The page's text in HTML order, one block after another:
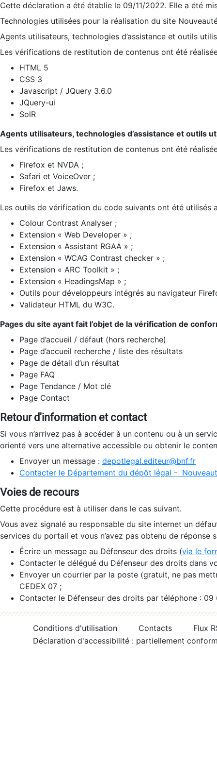
Cette déclaration a été établie le 09/11/2022. Elle a été
Technologies utilisées pour la réalisation du site
Agents utilisateurs, technologies d’assistance et outils
Les vérifications de restitution de contenus ont été
HTML 5
CSS 3
Javascript / JQuery 3.6.0
JQuery-ui
SolR
Agents utilisateurs, technologies d’assistance et outils
Les vérifications de restitution de contenus ont été
Firefox et NVDA ;
Safari et VoiceOver ;
Firefox et Jaws.
Les outils de vérification du code suivants ont été utilisés
Colour Contrast Analyser ;
Extension « Web Developer » ;
Extension « Assistant RGAA » ;
Extension « WCAG Contrast checker » ;
Extension « ARC Toolkit » ;
Extension « HeadingsMap » ;
Outils pour développeurs intégrés au navigateur
Validateur HTML du W3C.
Pages du site ayant fait l’objet de la vérification de
Page d’accueil / défaut (hors recherche)
Page d’accueil recherche / liste des résultats
Page de détail d’un résultat
Page FAQ
Page Tendance / Mot clé
Page Contact
Retour d'information et contact
Si vous n’arrivez pas à accéder à un contenu ou à un
orienté vers une alternative accessible ou obtenir le
Envoyer un message : depotlegal.editeur@bnf.fr
Contacter le Département du dépôt légal -
Voies de recours
Cette procédure est à utiliser dans le cas suivant.
Vous avez signalé au responsable du site internet un
services du portail et vous n’avez pas obtenu de réponse
Écrire un message au Défenseur des droits (via le
Contacter le délégué du Défenseur des droits dans
Envoyer un courrier par la poste (gratuit, ne pas
CEDEX 07 ;
Contacter le Défenseur des droits par téléphone :
Conditions d'utilisation Contacts
Flux
Déclaration d'accessibilité : partiellement